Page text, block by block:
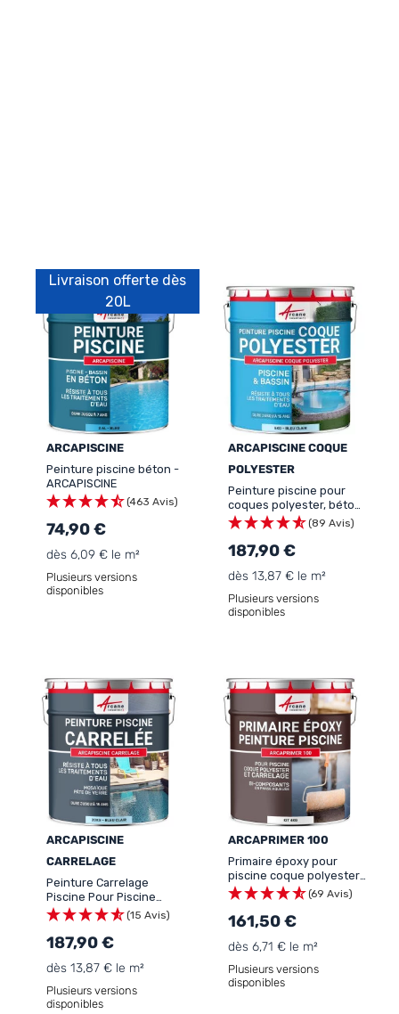
Livraison offerte dès
20L
ARCAPISCINE
Peinture piscine béton -
ARCAPISCINE
(463 Avis)
74,90 €
dès 6,09 € le m²
Plusieurs versions
disponibles
ARCAPISCINE COQUE
POLYESTER
Peinture piscine pour
coques polyester, béton
- ARCAPISCINE COQUE
POLYESTER
(89 Avis)
187,90 €
dès 13,87 € le m²
Plusieurs versions
disponibles
ARCAPISCINE
CARRELAGE
Peinture Carrelage
Piscine Pour Piscine
Carrelée - ARCAPISCINE
CARRELAGE
(15 Avis)
187,90 €
dès 13,87 € le m²
Plusieurs versions
disponibles
ARCAPRIMER 100
Primaire époxy pour
piscine coque polyester
et carrelage -
ARCAPRIMER 100
(69 Avis)
161,50 €
dès 6,71 € le m²
Plusieurs versions
disponibles